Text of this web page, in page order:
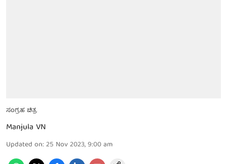
ಸಂಗ್ರಹ ಚಿತ್ರ
Manjula VN
Updated on: 25 Nov 2023, 9:00 am